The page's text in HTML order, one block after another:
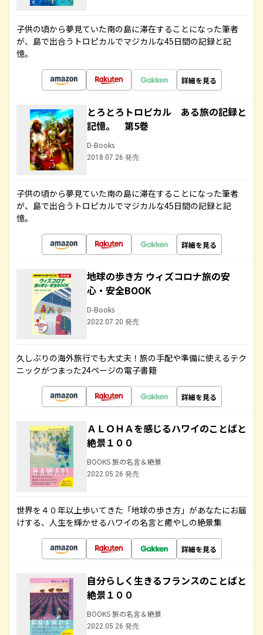
子供の頃から夢見ていた南の島に滞在することになった筆者
が、島で出合うトロピカルでマジカルな45日間の記録と記
憶。
詳細を見る
とろとろトロピカル ある旅の記録と
記憶。 第5巻
D-Books
2018.07.26 発売
子供の頃から夢見ていた南の島に滞在することになった筆者
が、島で出合うトロピカルでマジカルな45日間の記録と記
憶。
詳細を見る
地球の歩き方 ウィズコロナ旅の安
心・安全BOOK
D-Books
2022.07.20 発売
久しぶりの海外旅行でも大丈夫！旅の手配や準備に使えるテク
ニックがつまった24ページの電子書籍
詳細を見る
ＡＬＯＨＡを感じるハワイのことばと
絶景１００
BOOKS 旅の名言＆絶景
2022.05.26 発売
世界を４０年以上歩いてきた「地球の歩き方」があなたにお届
けする、人生を輝かせるハワイの名言と癒やしの絶景集
詳細を見る
自分らしく生きるフランスのことばと
絶景１００
BOOKS 旅の名言＆絶景
2022.05.26 発売